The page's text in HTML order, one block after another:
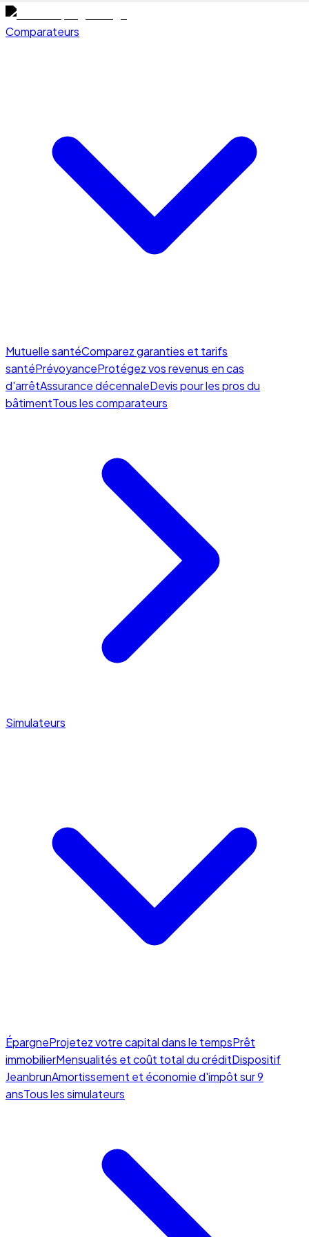
Comparateurs
Mutuelle santéComparez garanties et tarifs
santéPrévoyanceProtégez vos revenus en cas
d'arrêtAssurance décennaleDevis pour les pros du
bâtimentTous les comparateurs
Simulateurs
ÉpargneProjetez votre capital dans le tempsPrêt
immobilierMensualités et coût total du créditDispositif
JeanbrunAmortissement et économie d'impôt sur 9
ansTous les simulateurs